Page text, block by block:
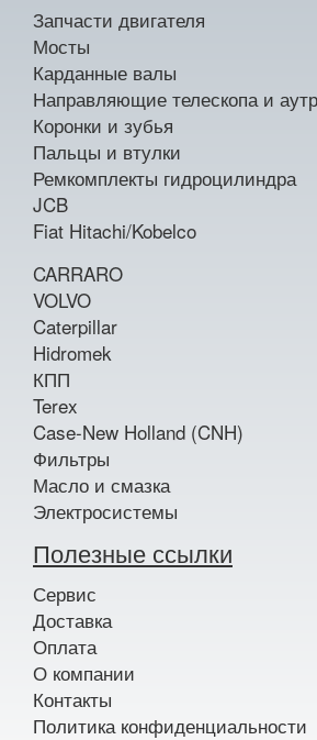
Запчасти двигателя
Мосты
Карданные валы
Направляющие телескопа и
Коронки и зубья
Пальцы и втулки
Ремкомплекты гидроцилиндра
JCB
Fiat Hitachi/Kobelco
CARRARO
VOLVO
Caterpillar
Hidromek
КПП
Terex
Case-New Holland (CNH)
Фильтры
Масло и смазка
Электросистемы
Полезные ссылки
Сервис
Доставка
Оплата
О компании
Контакты
Политика конфиденциальности